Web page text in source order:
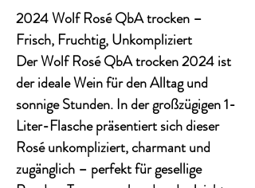
2024 Wolf Rosé QbA trocken –
Frisch, Fruchtig, Unkompliziert
DerWolf Rosé QbA trocken 2024ist
der ideale Wein für den Alltag und
sonnige Stunden. In der großzügigen1-
Liter-Flaschepräsentiert sich dieser
Rosé unkompliziert, charmant und
zugänglich – perfekt für gesellige